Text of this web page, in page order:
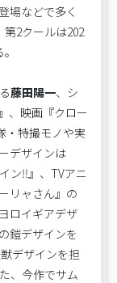
場などで多く
2クールは202
藤田陽一、シ
、映画『クロー
・特撮モノや実
デザインは
ン‼』、TVアニ
リャさん』の
ロイギアデザ
鎧デザインを
デザインを担
、今作でサム